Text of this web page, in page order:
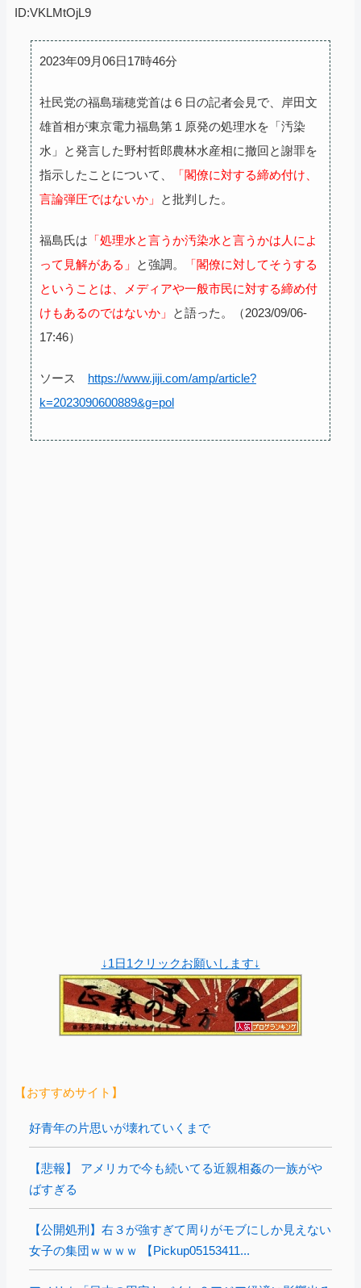
ID:VKLMtOjL9
2023年09月06日17時46分
社民党の福島瑞穂党首は６日の記者会見で、岸田文
雄首相が東京電力福島第１原発の処理水を「汚染
水」と発言した野村哲郎農林水産相に撤回と謝罪を
指示したことについて、
「閣僚に対する締め付け、
言論弾圧ではないか」
と批判した。
福島氏は 「処理水と言うか汚染水と言うかは人によ
って見解がある」
と強調。
「閣僚に対してそうする
ということは、メディアや一般市民に対する締め付
けもあるのではないか」
と語った。（2023/09/06-
17:46）
ソース https://www.jiji.com/amp/article?
k=2023090600889&g=pol
↓1日1クリックお願いします↓
【おすすめサイト】
好青年の片思いが壊れていくまで
【悲報】 アメリカで今も続いてる近親相姦の一族がや
ばすぎる
【公開処刑】右３が強すぎて周りがモブにしか見えない
女子の集団ｗｗｗｗ 【Pickup05153411...